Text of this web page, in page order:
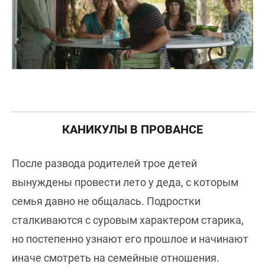
КАНИКУЛЫ В ПРОВАНСЕ
После развода родителей трое детей
вынуждены провести лето у деда, с которым
семья давно не общалась. Подростки
сталкиваются с суровым характером старика,
но постепенно узнают его прошлое и начинают
иначе смотреть на семейные отношения.